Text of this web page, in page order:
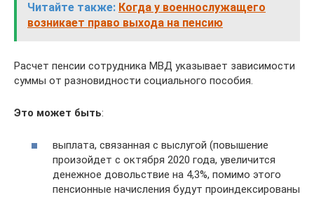
Читайте также: Когда у военнослужащего
возникает право выхода на пенсию
Расчет пенсии сотрудника МВД указывает зависимости
суммы от разновидности социального пособия.
Это может быть:
выплата, связанная с выслугой (повышение
произойдет с октября 2020 года, увеличится
денежное довольствие на 4,3%, помимо этого
пенсионные начисления будут проиндексированы